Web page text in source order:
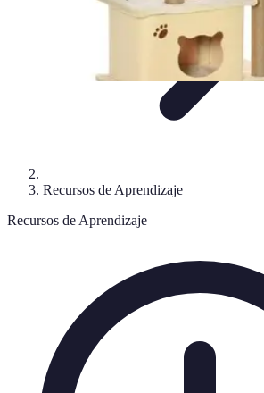
Recursos de Aprendizaje
Recursos de Aprendizaje